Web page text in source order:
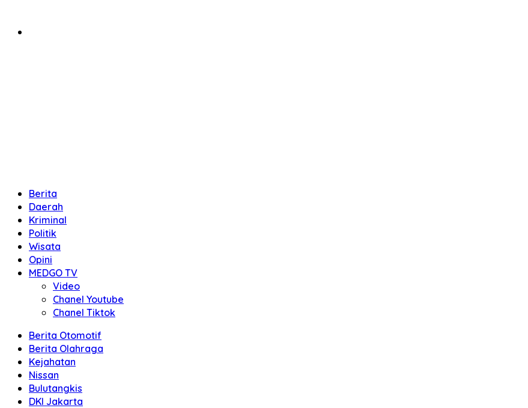
Berita
Daerah
Kriminal
Politik
Wisata
Opini
MEDGO TV
Video
Chanel Youtube
Chanel Tiktok
Berita Otomotif
Berita Olahraga
Kejahatan
Nissan
Bulutangkis
DKI Jakarta